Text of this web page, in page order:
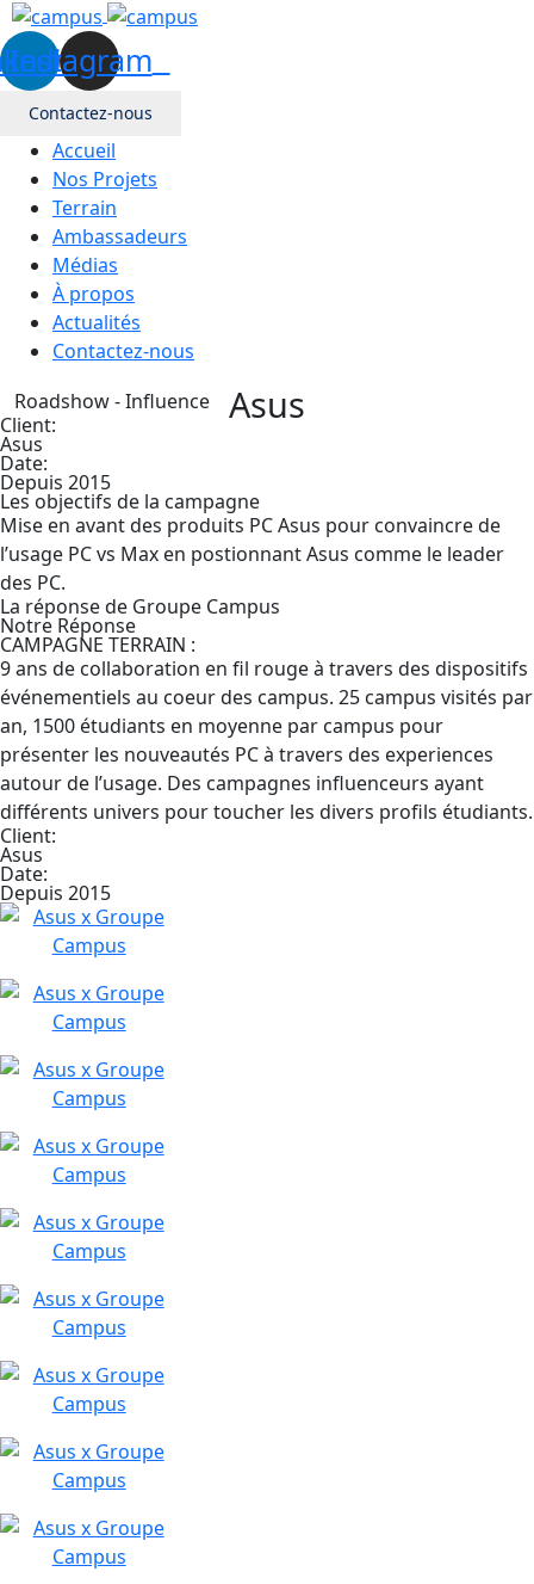
Instagram
Contactez-nous
Accueil
Nos Projets
Terrain
Ambassadeurs
Médias
À propos
Actualités
Contactez-nous
Asus
Roadshow - Influence
Client:
Asus
Date:
Depuis 2015
Les objectifs de la campagne
Mise en avant des produits PC Asus pour convaincre de
l’usage PC vs Max en postionnant Asus comme le leader
des PC.
La réponse de Groupe Campus
Notre Réponse
CAMPAGNE TERRAIN :
9 ans de collaboration en fil rouge à travers des dispositifs
événementiels au coeur des campus. 25 campus visités par
an, 1500 étudiants en moyenne par campus pour
présenter les nouveautés PC à travers des experiences
autour de l’usage. Des campagnes influenceurs ayant
différents univers pour toucher les divers profils étudiants.
Client:
Asus
Date:
Depuis 2015